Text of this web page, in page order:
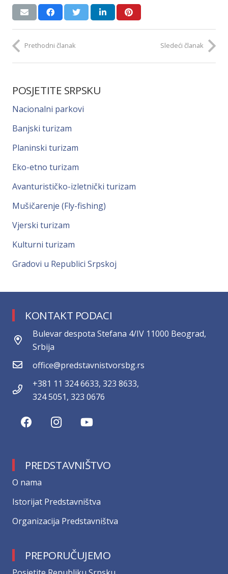
Prethodni članak Sledeći članak
POSJETITE SRPSKU
Nacionalni parkovi
Banjski turizam
Planinski turizam
Eko-etno turizam
Avanturističko-izletnički turizam
Mušičarenje (Fly-fishing)
Vjerski turizam
Kulturni turizam
Gradovi u Republici Srpskoj
KONTAKT PODACI
Bulevar despota Stefana 4/IV 11000 Beograd,
Srbija
office@predstavnistvorsbg.rs
+381 11 324 6633, 323 8633,
324 5051, 323 0676
PREDSTAVNIŠTVO
О nama
Istorijat Predstavništva
Organizacija Predstavništva
PREPORUČUJEMO